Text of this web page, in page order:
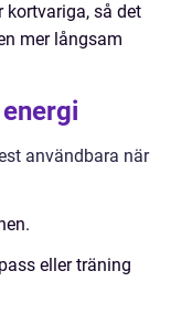
kortvariga, så det
mer långsam
användbara när
eller träning